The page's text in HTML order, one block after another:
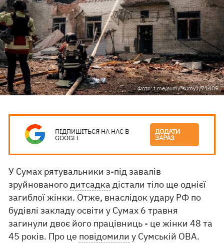
Фото: t.me/sumy_sumy1/71409
ПІДПИШІТЬСЯ НА НАС В
GOOGLE
ДОДАТИ
ЗАРАЗ
У Сумах рятувальники з-під завалів
зруйнованогодитсадка дістали тіло ще однієї
загиблої жінки. Отже, внаслідок удару РФ по
будівлі закладу освіти у Сумах 6 травня
загинули двоє його працівниць - це жінки 48 та
45 років. Про це повідомили у Сумській ОВА.